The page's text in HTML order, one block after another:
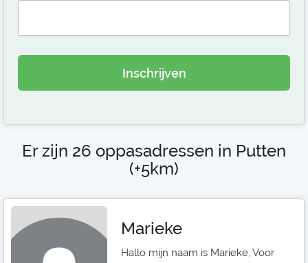
Inschrijven
Er zijn 26 oppasadressen in Putten
(+5km)
Marieke
Hallo mijn naam is Marieke, Voor